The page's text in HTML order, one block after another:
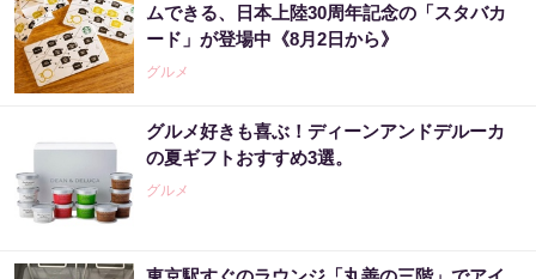
ムできる、日本上陸30周年記念の「スタバカ
ード」が登場中《8月2日から》
グルメ
グルメ好きも喜ぶ！ディーンアンドデルーカ
の夏ギフトおすすめ3選。
グルメ